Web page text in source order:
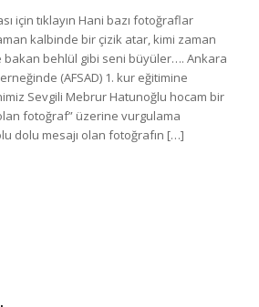
için tıklayın Hani bazı fotoğraflar
kalbinde bir çizik atar, kimi zaman
bakan behlül gibi seni büyüler…. Ankara
(AFSAD) 1. kur eğitimine
Sevgili Mebrur Hatunoğlu hocam bir
fotoğraf” üzerine vurgulama
dolu mesajı olan fotoğrafın […]